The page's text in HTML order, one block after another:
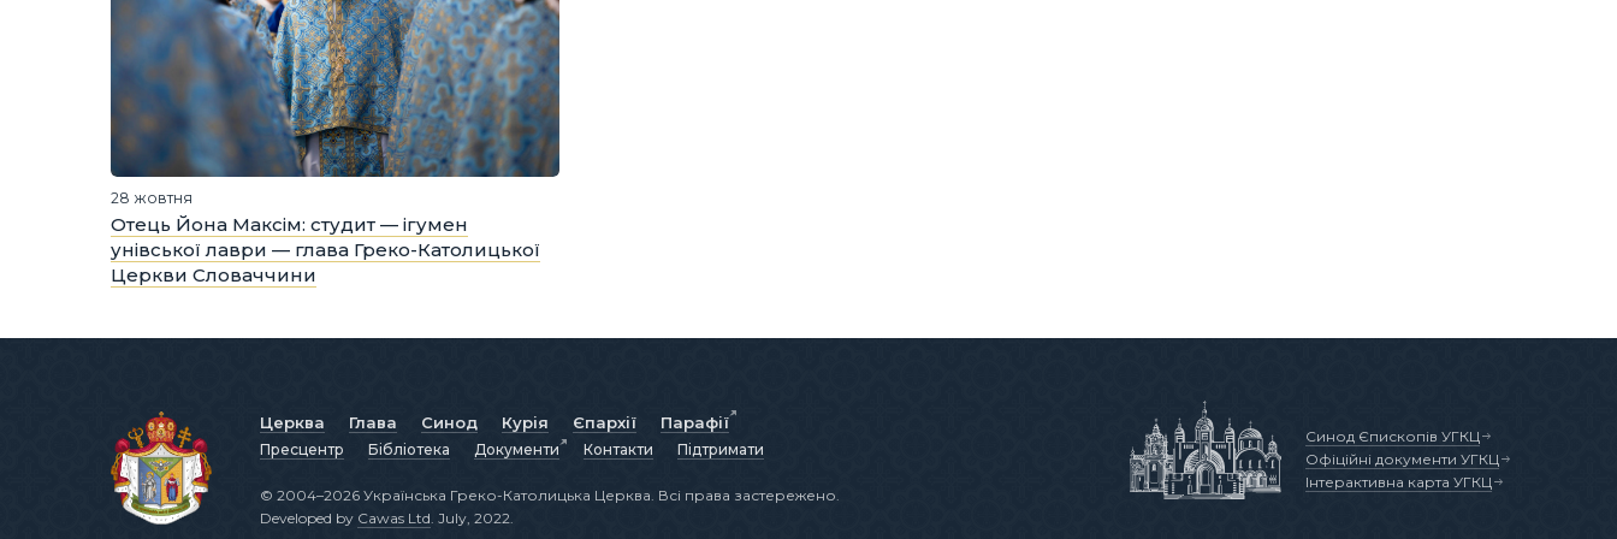
28 жовтня
Отець Йона Максім: студит — ігумен
унівської лаври — глава Греко-Католицької
Церкви Словаччини
Церква Глава Синод Курія Єпархії Парафії
Пресцентр Бібліотека Документи Контакти Підтримати
Синод Єпископів УГКЦ
Офіційні документи УГКЦ
Інтерактивна карта УГКЦ
© 2004–2026 Українська Греко-Католицька Церква. Всі права застережено.
Developed by Cawas Ltd. July, 2022.